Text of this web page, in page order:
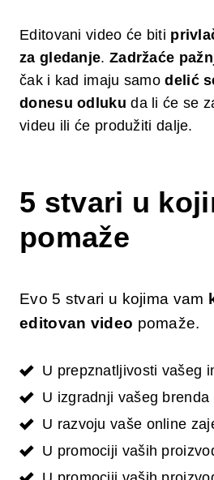
Editovani video će biti
za gledanje. Zadržaće
čak i kad imaju samodelić
donesu odluku da li će se
videu ili će produžiti dalje.
5 stvari u
pomaže
Evo 5 stvari u kojima vam
editovan video pomaže.
U prepznatljivosti vašeg
U izgradnji vašeg brenda
U razvoju vaše online
U promociji vaših